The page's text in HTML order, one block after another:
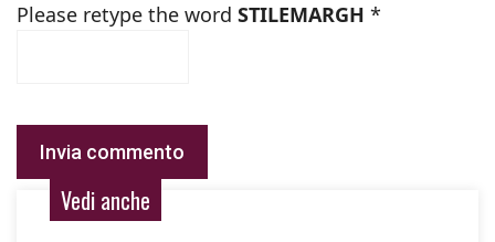
Please retype the word STILEMARGH *
Vedi anche